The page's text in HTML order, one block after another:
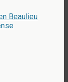
Beaulieu